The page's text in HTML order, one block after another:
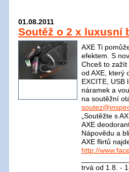
01.08.2011
Soutěž o 2 x luxusní
AXE Ti
efektem. S
Chceš to
od AXE, který
EXCITE, USB
náramek a
na soutěžní
„Soutěžte s
AXE
Nápovědu a
AXE flirtů
http://
trvá od 1.8. -